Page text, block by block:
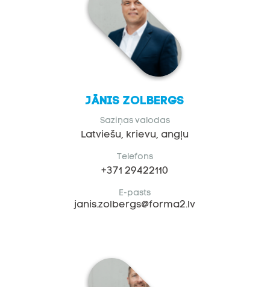
Jānis Zolbergs
Saziņas valodas
Latviešu, krievu, angļu
Telefons
+371 29422110
E-pasts
janis.zolbergs@forma2.lv